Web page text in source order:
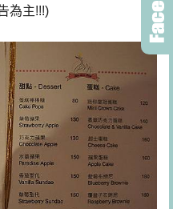
為主!!!)